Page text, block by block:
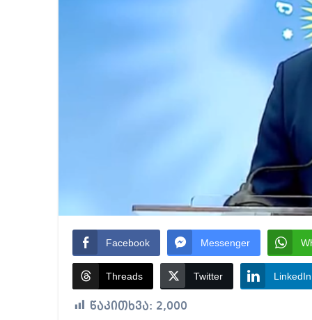
Facebook Messenger
Threads Twitter LinkedIn
წაკითხვა: 2,000